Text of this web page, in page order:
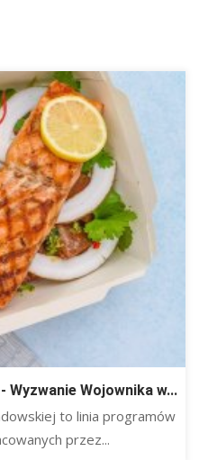
Wyzwanie Wojownika w...
to linia programów
przez...